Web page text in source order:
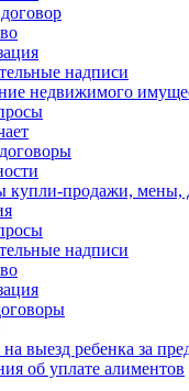
надписи
недвижимого
купли-продажи, мены,
надписи
на выезд ребенка за
об уплате алиментов